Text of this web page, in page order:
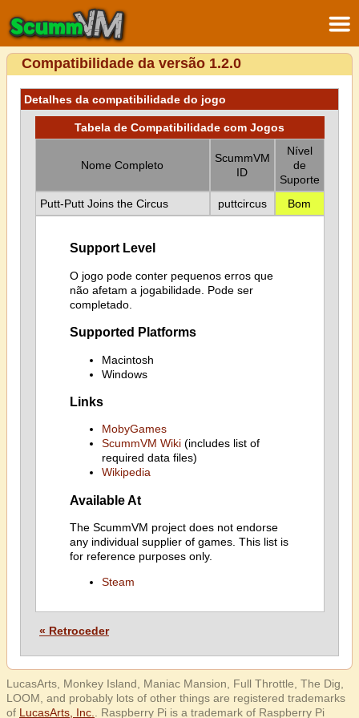
Compatibilidade da versão 1.2.0
Detalhes da compatibilidade do jogo
Tabela de Compatibilidade com Jogos
Nome Completo
ScummVM
ID
Nível
de
Suporte
Putt-Putt Joins the Circus
puttcircus Bom
Support Level
O jogo pode conter pequenos erros que
não afetam a jogabilidade. Pode ser
completado.
Supported Platforms
Macintosh
Windows
Links
MobyGames
ScummVM Wiki(includes list of
required data files)
Wikipedia
Available At
The ScummVM project does not endorse
any individual supplier of games. This list is
for reference purposes only.
Steam
« Retroceder
LucasArts, Monkey Island, Maniac Mansion, Full Throttle, The Dig,
LOOM, and probably lots of other things are registered trademarks
of LucasArts, Inc. . Raspberry Pi is a trademark of Raspberry Pi